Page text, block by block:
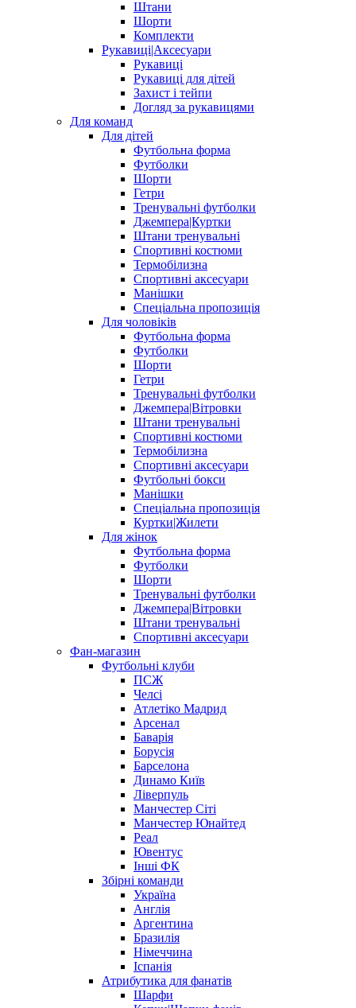
Штани
Шорти
Комплекти
Рукавиці|Аксесуари
Рукавиці
Рукавиці для дітей
Захист і тейпи
Догляд за рукавицями
Для команд
Для дітей
Футбольна форма
Футболки
Шорти
Гетри
Тренувальні футболки
Джемпера|Куртки
Штани тренувальні
Спортивні костюми
Термобілизна
Спортивні аксесуари
Манішки
Спеціальна пропозиція
Для чоловіків
Футбольна форма
Футболки
Шорти
Гетри
Тренувальні футболки
Джемпера|Вітровки
Штани тренувальні
Спортивні костюми
Термобілизна
Спортивні аксесуари
Футбольні бокси
Манішки
Спеціальна пропозиція
Куртки|Жилети
Для жінок
Футбольна форма
Футболки
Шорти
Тренувальні футболки
Джемпера|Вітровки
Штани тренувальні
Спортивні аксесуари
Фан-магазин
Футбольні клуби
ПСЖ
Челсі
Атлетіко Мадрид
Арсенал
Баварія
Борусія
Барселона
Динамо Київ
Ліверпуль
Манчестер Сіті
Манчестер Юнайтед
Реал
Ювентус
Інші ФК
Збірні команди
Україна
Англія
Аргентина
Бразилія
Німеччина
Іспанія
Атрибутика для фанатів
Шарфи